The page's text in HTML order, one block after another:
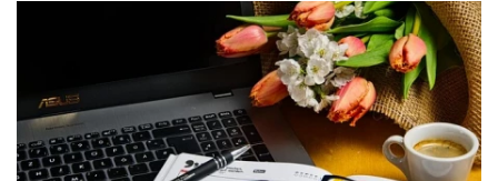
ORVOSKERESŐ